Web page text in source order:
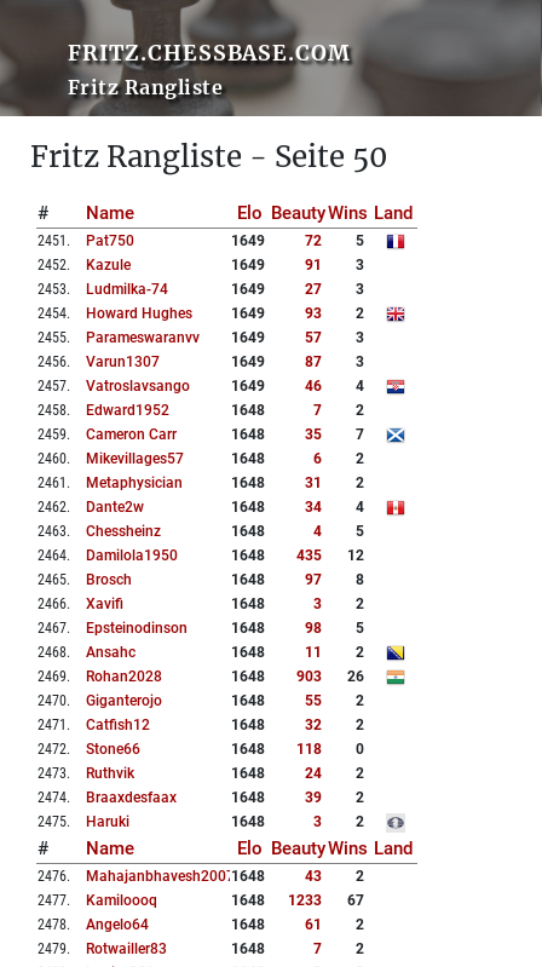
FRITZ.CHESSBASE.COM
Fritz Rangliste
Fritz Rangliste - Seite 50
# Name Elo BeautyWins Land
2451 . Pat750 1649 72
5
2452. Kazule 1649 91
3
2453. Ludmilka-74 1649 27
3
2454. Howard Hughes 1649 93
2
2455. Parameswaranvv 1649 57
3
2456. Varun1307 1649 87
3
2457. Vatroslavsango 1649 46
4
2458. Edward1952 1648 7
2
2459. Cameron Carr 1648 35
7
2460. Mikevillages57 1648 6
2
2461 . Metaphysician 1648 31
2
2462. Dante2w 1648 34
4
2463. Chessheinz 1648 4
5
2464. Damilola1950 1648 435
12
2465. Brosch 1648 97
8
2466. Xavifi 1648 3
2
2467. Epsteinodinson 1648 98
5
2468. Ansahc 1648 11
2
2469. Rohan2028 1648 903
26
2470. Giganterojo 1648 55
2
2471 . Catfish12 1648 32
2
2472. Stone66 1648 118
0
2473. Ruthvik 1648 24
2
2474. Braaxdesfaax 1648 39
2
2475. Haruki 1648 3 2
# Name Elo BeautyWins Land
2476. Mahajanbhavesh20071648 43
2
2477. Kamiloooq 1648 1233
67
2478. Angelo64 1648 61
2
2479. Rotwailler83 1648 7
2